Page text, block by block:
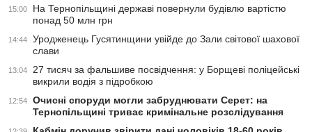
15:00
На Тернопільщині державі повернули будівлю вартістю
понад 50 млн грн
14:44
Уродженець Гусятинщини увійде до Зали світової шахової
слави
13:04
27 тисяч за фальшиве посвідчення: у Борщеві поліцейські
викрили водія з підробкою
12:54
Очисні споруди могли забруднювати Серет: на
Тернопільщині триває кримінальне розслідування